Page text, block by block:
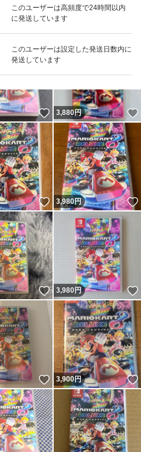
このユーザーは高頻度で24時間以内
に発送しています
このユーザーは設定した発送日数内に
発送しています
いいね！
3,850
いいね！
3,880円
いいね！
3,980円
いいね！
3,980円
いいね！
3,900円